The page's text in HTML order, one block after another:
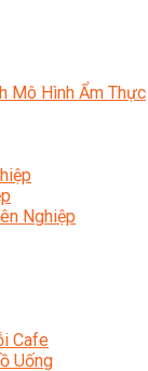
Mô Hình Ẩm Thực
Nghiệp
Cafe
Uống